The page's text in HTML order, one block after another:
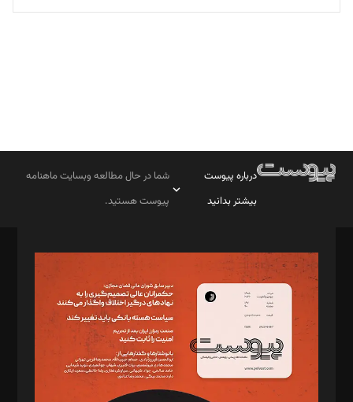
تحریریه
درباره پیوست
بیشتر بدانید
شما در حال مطالعه وبسایت ماهنامه
پیوست هستید.
مدیر مسئول: محمدباقر اثنی‌عشری
سردبیر: مهرک محمودی
دبیر تحریریه: میثم قاسمی
د‌بیر ناداستان: سمانه سمیع
د‌بیر خدمت و تجارت: ابوالفضل رجبی
د‌بیر حقوق فناوری: حسام‌الدین ایپکچی
د‌بیر پیوست جهان: مینا پاکدل